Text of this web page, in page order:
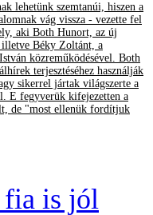
lehetünk szemtanúi, hiszen a
vág vissza - vezette fel
aki Both Hunort, az új
illetve Béky Zoltánt, a
közreműködésével. Both
terjesztéséhez használják
sikerrel jártak világszerte a
E fegyverük kifejezetten a
de "most ellenük fordítjuk
is jól